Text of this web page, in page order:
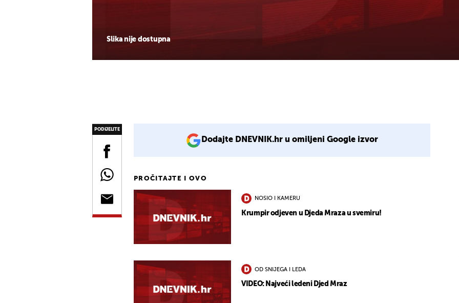
Slika nije dostupna
PODIJELITE
Dodajte DNEVNIK.hr u omiljeni Google izvor
PROČITAJTE I OVO
NOSIO I KAMERU
Krumpir odjeven u Djeda Mraza u svemiru!
OD SNIJEGA I LEDA
VIDEO: Najveći ledeni Djed Mraz